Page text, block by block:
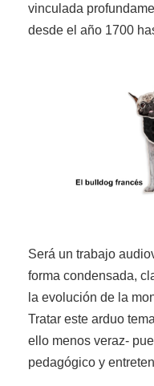
vinculada
desde el año 1700
Será un trabajo
forma condensada,
la evolución de la
Tratar este arduo
ello menos veraz-
pedagógico y